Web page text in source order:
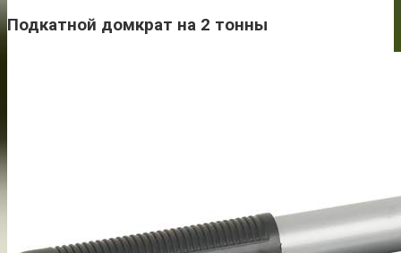
Подкатной домкрат на 2 тонны